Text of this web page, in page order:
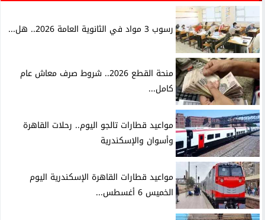
رسوب 3 مواد في الثانوية العامة 2026.. هل...
منحة القطع 2026.. شروط صرف معاش عام
كامل...
مواعيد قطارات تالجو اليوم.. رحلات القاهرة
وأسوان والإسكندرية
مواعيد قطارات القاهرة الإسكندرية اليوم
الخميس 6 أغسطس...